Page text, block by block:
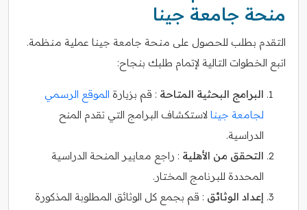
منحة جامعة جينا
التقدم بطلب للحصول على منحة جامعة جينا عملية منظمة.
اتبع الخطوات التالية لإتمام طلبك بنجاح:
البرامج البحثية المتاحة : قم بزيارة الموقع الرسمي
لجامعة جينا لاستكشاف البرامج التي تقدم المنح
الدراسية.
التحقق من الأهلية : راجع معايير المنحة الدراسية
المحددة للبرنامج المختار.
إعداد الوثائق : قم بجمع كل الوثائق المطلوبة المذكورة